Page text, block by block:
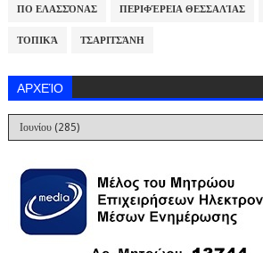
ΠΟ ΕΛΑΣΣΌΝΑΣ ΠΕΡΙΦΈΡΕΙΑ ΘΕΣΣΑΛΊΑΣ
ΤΟΠΙΚΆ ΤΣΑΡΙΤΣΆΝΗ
ΑΡΧΕΊΟ